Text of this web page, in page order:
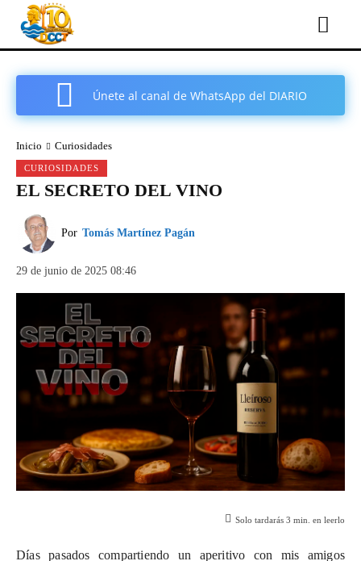
Únete al canal de WhatsApp del DIARIO
Inicio Curiosidades
CURIOSIDADES
EL SECRETO DEL VINO
Por Tomás Martínez Pagán
29 de junio de 2025 08:46
Solo tardarás 3 min. en leerlo
Días pasados compartiendo un aperitivo con mis amigos